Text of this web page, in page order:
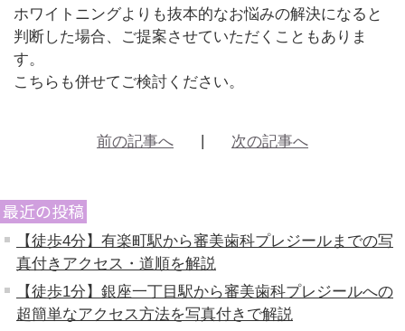
ホワイトニングよりも抜本的なお悩みの解決になると
判断した場合、ご提案させていただくこともありま
す。
こちらも併せてご検討ください。
前の記事へ 次の記事へ
最近の投稿
【徒歩4分】有楽町駅から審美歯科プレジールまでの写
真付きアクセス・道順を解説
【徒歩1分】銀座一丁目駅から審美歯科プレジールへの
超簡単なアクセス方法を写真付きで解説